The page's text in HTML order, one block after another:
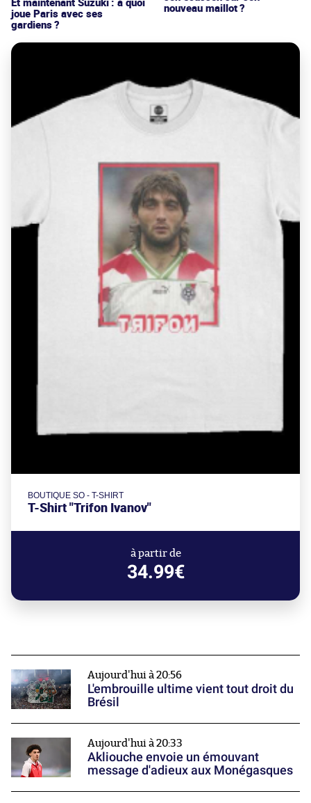
joue Paris avec ses
gardiens ?
nouveau maillot ?
BOUTIQUE SO - T-SHIRT
T-Shirt "Trifon Ivanov"
à partir de
34.99€
Aujourd'hui à 20:56
L'embrouille ultime vient tout droit du
Brésil
Aujourd'hui à 20:33
Akliouche envoie un émouvant
message d'adieux aux Monégasques